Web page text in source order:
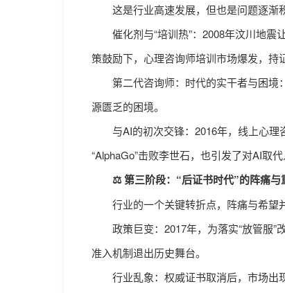
这是行业高速发展，但也是问题逐渐积
催化剂与“培训热”：2008年汶川地震
策鼓励下，心理咨询师培训市场爆发，持
第二代咨询师：时代的实干者与困境
源匮乏的困境。
与AI的初次交锋：2016年，线上心理
“AlphaGo”击败李世石，也引发了对AI取
⚖️ 第三阶段：“后证书时代”的阵痛与
行业的一个关键转折点，阵痛与希望并
政策巨变：2017年，为落实“放管服”
准入机制退出历史舞台。
行业乱象：权威证书取消后，市场出